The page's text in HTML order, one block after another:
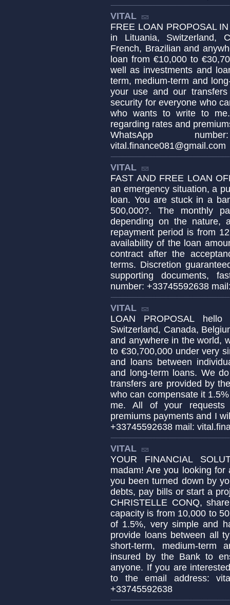
VITAL
FREE LOAN PROPOSAL
in Lituania, Switzerland,
French, Brazilian and
loan from €10,000 to
well as investments and
term, medium-term and
your use and our
security for everyone who
who wants to write to
regarding rates and
WhatsApp
vital.finance081@gmail.com
VITAL
FAST AND FREE LOAN
an emergency situation, a
loan. You are stuck in a
500,000?. The monthly
depending on the nature,
repayment period is from
availability of the loan
contract after the
terms. Discretion
supporting documents,
number: +33745592638
VITAL
LOAN PROPOSAL
Switzerland, Canada,
and anywhere in the world,
to €30,700,000 under very
and loans between
and long-term loans. We
transfers are provided by
who can compensate it
me. All of your requests
premiums payments and I
+33745592638 mail:
VITAL
YOUR FINANCIAL
madam! Are you looking
you been turned down by
debts, pay bills or start a
CHRISTELLE CONQ,
capacity is from 10,000 to
of 1.5%, very simple and
provide loans between all
short-term, medium-term
insured by the Bank to
anyone. If you are
to the email address:
+33745592638